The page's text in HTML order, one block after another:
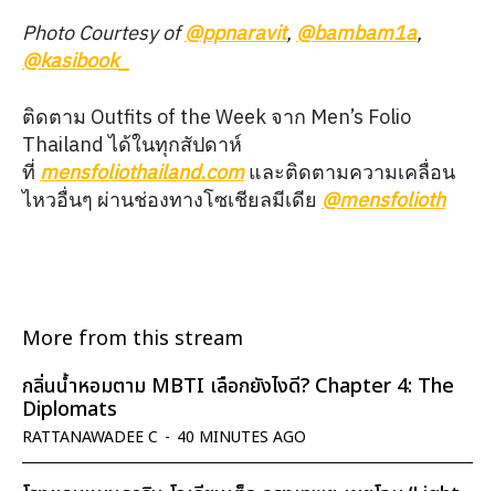
Photo Courtesy of@ppnaravit, @bambam1a,
@kasibook_
ติดตาม Outfits of the Week จาก Men’s Folio
Thailand ได้ในทุกสัปดาห์
ที่ mensfoliothailand.comและติดตามความเคลื่อน
ไหวอื่นๆ ผ่านช่องทางโซเชียลมีเดีย @mensfolioth
More from this stream
กลิ่นน้ำหอมตาม MBTI เลือกยังไงดี? Chapter 4: The
Diplomats
RATTANAWADEE C - 40 MINUTES AGO